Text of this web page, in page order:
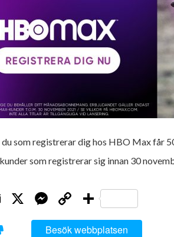
du som registrerar dig hos HBO Max får
som registrerar sig innan 30
Email
X Messenger
Copy
Link
Dela
Besök webbplatsen